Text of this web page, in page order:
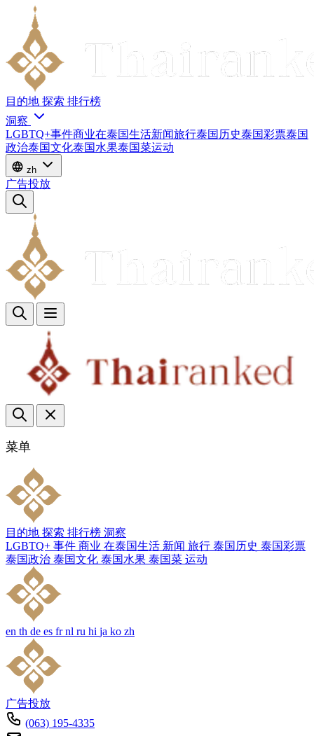
目的地 探索 排行榜
洞察
LGBTQ+事件商业在泰国生活新闻旅行泰国历史泰国彩票泰国
政治泰国文化泰国水果泰国菜运动
zh
广告投放
菜单
目的地 探索 排行榜 洞察
LGBTQ+ 事件 商业 在泰国生活 新闻 旅行 泰国历史 泰国彩票
泰国政治 泰国文化 泰国水果 泰国菜 运动
en th de es fr nl ru hi ja ko zh
广告投放
(063) 195-4335